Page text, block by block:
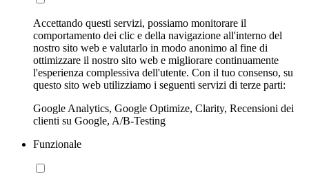
Accettando questi servizi, possiamo monitorare il
comportamento dei clic e della navigazione all'interno del
nostro sito web e valutarlo in modo anonimo al fine di
ottimizzare il nostro sito web e migliorare continuamente
l'esperienza complessiva dell'utente. Con il tuo consenso, su
questo sito web utilizziamo i seguenti servizi di terze parti:
Google Analytics, Google Optimize, Clarity, Recensioni dei
clienti su Google, A/B-Testing
Funzionale